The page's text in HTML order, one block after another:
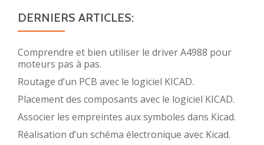
DERNIERS ARTICLES:
Comprendre et bien utiliser le driver A4988 pour
moteurs pas à pas.
Routage d’un PCB avec le logiciel KICAD.
Placement des composants avec le logiciel KICAD.
Associer les empreintes aux symboles dans Kicad.
Réalisation d’un schéma électronique avec Kicad.